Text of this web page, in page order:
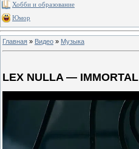
Хобби и образование
Юмор
Главная » Видео » Музыка
LEX NULLA — IMMORTAL